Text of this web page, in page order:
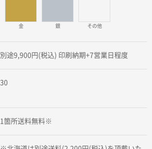
金 銀 その他
別途9,900円(税込) 印刷納期+7営業日程度
30
1箇所送料無料※